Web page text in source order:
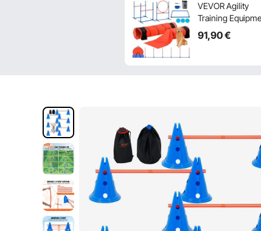
VEVOR Agility
Training
voor honden, 7-
delige upgradeset
voerbak,
hindernisbaanset
voor puppy's
tassen
91,90€